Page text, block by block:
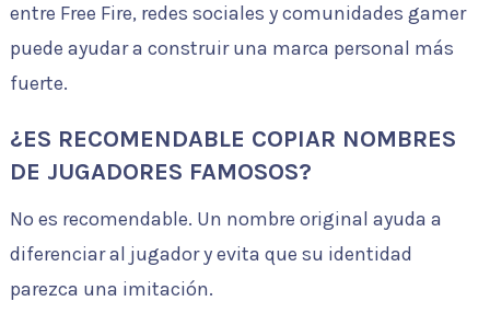
entre Free Fire, redes sociales y comunidades gamer
puede ayudar a construir una marca personal más
fuerte.
¿ES RECOMENDABLE COPIAR NOMBRES
DE JUGADORES FAMOSOS?
No es recomendable. Un nombre original ayuda a
diferenciar al jugador y evita que su identidad
parezca una imitación.